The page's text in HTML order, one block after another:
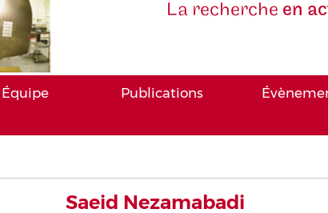
La recherche en ac
Équipe Publications
Saeid Nezamabadi